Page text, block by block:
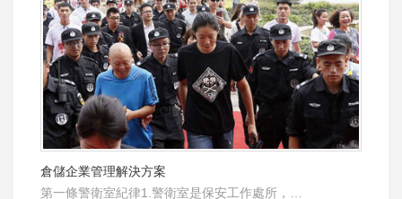
倉儲企業管理解決方案
第一條警衛室紀律1.警衛室是保安工作處所，…